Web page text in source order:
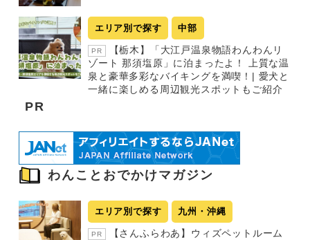
エリア別で探す 中部
PR
【栃木】「大江戸温泉物語わんわんリ
ゾート 那須塩原」に泊まったよ！ 上質な温
泉と豪華多彩なバイキングを満喫！| 愛犬と
一緒に楽しめる周辺観光スポットもご紹介
PR
わんことおでかけマガジン
エリア別で探す 九州・沖縄
PR
【さんふらわあ】ウィズペットルーム